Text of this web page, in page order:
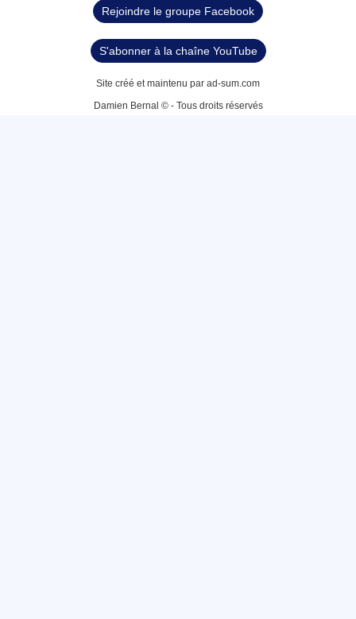
Rejoindre le groupe Facebook
S'abonner à la chaîne YouTube
Site créé et maintenu par ad-sum.com
Damien Bernal © - Tous droits réservés